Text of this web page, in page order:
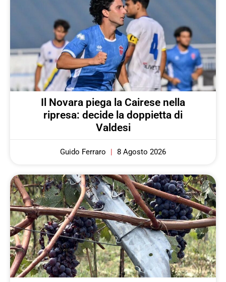
Il Novara piega la Cairese nella
ripresa: decide la doppietta di
Valdesi
Guido Ferraro 8 Agosto 2026